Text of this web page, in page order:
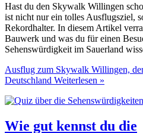
Hast du den Skywalk Willingen
ist nicht nur ein tolles Ausflugsziel,
Rekordhalter. In diesem Artikel
Bauwerk und was du für einen
Sehenswürdigkeit im Sauerland
Ausflug zum Skywalk Willingen,
Deutschland Weiterlesen »
Wie gut kennst du die